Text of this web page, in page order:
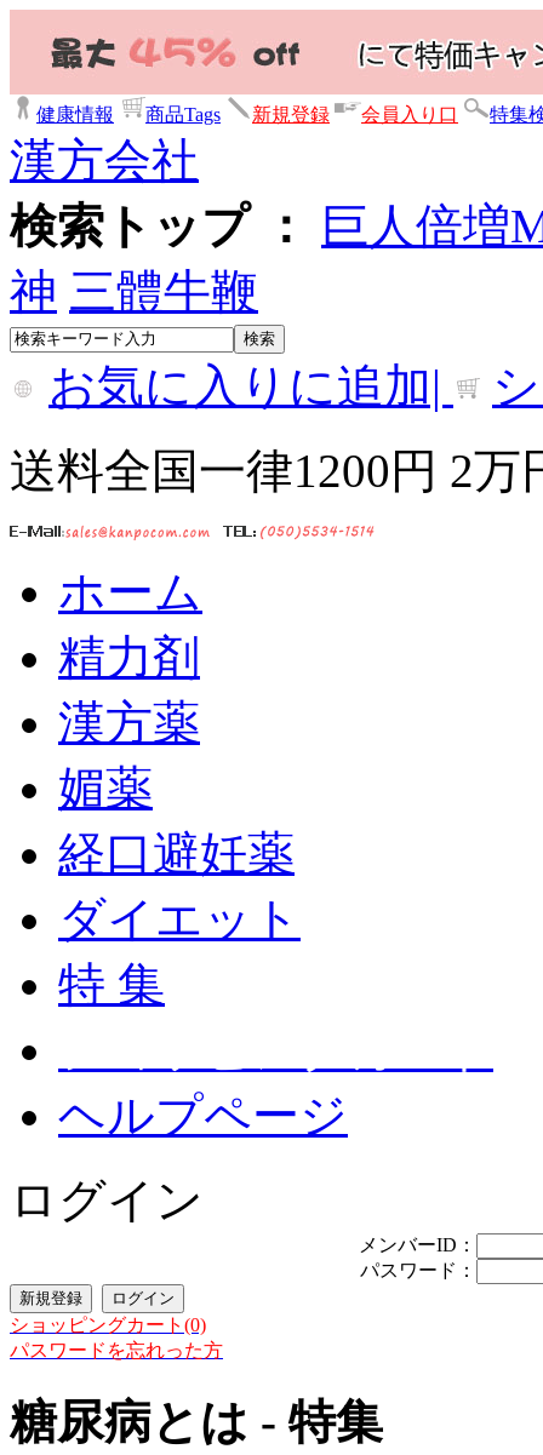
健康情報 商品Tags 新規登録 会員入り口 特集
漢方会社
検索トップ ：
巨人倍増
神 三體牛鞭
お気に入りに追加|
送料全国一律1200円 2
ホーム
精力剤
漢方薬
媚薬
経口避妊薬
ダイエット
特 集
ヘルプページ
ログイン
メンバーID：
パスワード：
ショッピングカート(0)
パスワードを忘れった方
糖尿病とは - 特集